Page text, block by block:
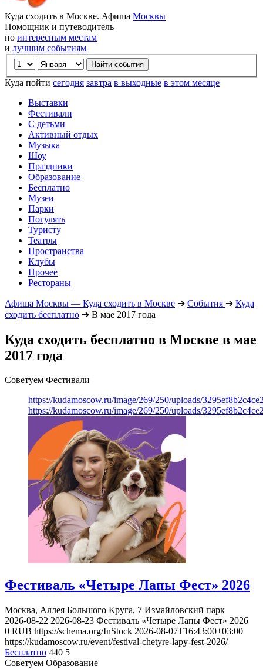
Куда сходить в Москве. Афиша Москвы
Помощник и путеводитель
по интересным местам
и лучшим событиям
Куда пойти сегодня завтра в выходные в этом месяце
Выставки
Фестивали
С детьми
Активный отдых
Музыка
Шоу
Праздники
Образование
Бесплатно
Музеи
Парки
Погулять
Туристу
Театры
Пространства
Клубы
Прочее
Рестораны
Афиша Москвы — Куда сходить в Москве ➔ События ➔ Куда
сходить бесплатно ➔ В мае 2017 года
Куда сходить бесплатно в Москве в мае
2017 года
Советуем Фестивали
https://kudamoscow.ru/image/269/250/uploads/
https://kudamoscow.ru/image/269/250/uploads/
Фестиваль «Четыре Лапы Фест» 2026
Москва, Аллея Большого Круга, 7 Измайловский парк
2026-08-22 2026-08-23 Фестиваль «Четыре Лапы Фест» 2026
0 RUB https://schema.org/InStock 2026-08-07T16:43:00+03:00
https://kudamoscow.ru/event/festival-chetyre-lapy-fest-2026/
Бесплатно 440 5
Советуем Образование